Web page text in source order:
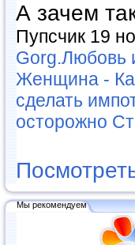
А зачем
Пупсчик 19
Gorg.Любовь
Женщина -
сделать
осторожно
Мы рекомендуем